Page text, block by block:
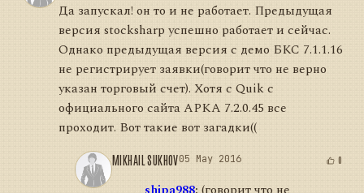
Да запускал! он то и не работает. Предыдущая
версия stocksharp успешно работает и сейчас.
Однако предыдущая версия с демо БКС 7.1.1.16
не регистрирует заявки(говорит что не верно
указан торговый счет). Хотя с Quik с
официального сайта АРКА 7.2.0.45 все
проходит. Вот такие вот загадки((
MIKHAIL SUKHOV05 May 2016 0